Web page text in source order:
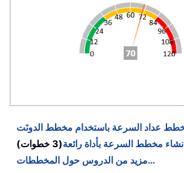
عداد السرعة باستخدام مخطط الدونَت
مخطط السرعة بأداة رائعة(3 خطوات)
مزيد من الدروس حول المخططات…